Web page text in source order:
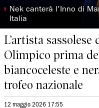
◗ Nek canterà l'Inno di
Italia
L’artista
Olimpico prima
biancoceleste e
trofeo nazionale
12 maggio 2026 17:55